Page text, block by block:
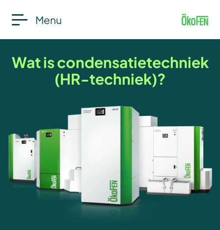
Menu
Wat is condensatietechniek
(HR-techniek)?